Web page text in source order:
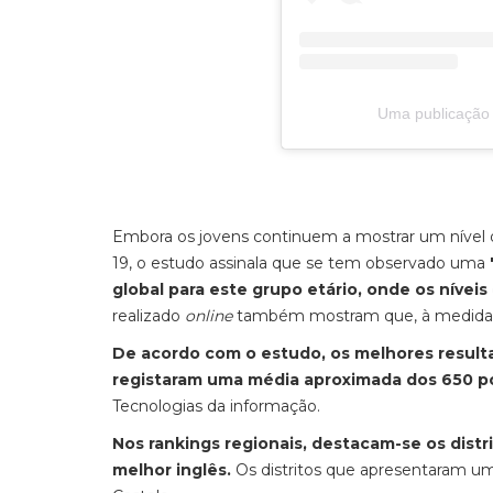
Uma
Embora os jovens continuem a mostrar um
19, o estudo assinala que se tem observado uma
global para este grupo etário, onde os
realizado onlinetambém mostram que, à medida
De acordo com o estudo, os melhores
registaram uma média aproximada dos 650
Tecnologias da informação.
Nos rankings regionais, destacam-se os
melhor inglês. Os distritos que apresentaram